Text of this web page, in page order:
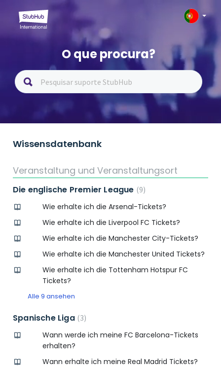
O que procura?
Wissensdatenbank
Veranstaltung und Veranstaltungsort
Die englische Premier League 9
Wie erhalte ich die Arsenal-Tickets?
Wie erhalte ich die Liverpool FC Tickets?
Wie erhalte ich die Manchester City-Tickets?
Wie erhalte ich die Manchester United Tickets?
Wie erhalte ich die Tottenham Hotspur FC
Tickets?
Alle 9 ansehen
Spanische Liga 3
Wann werde ich meine FC Barcelona-Tickets
erhalten?
Wann erhalte ich meine Real Madrid Tickets?